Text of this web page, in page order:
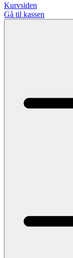
Kurvsiden
Gå til kassen